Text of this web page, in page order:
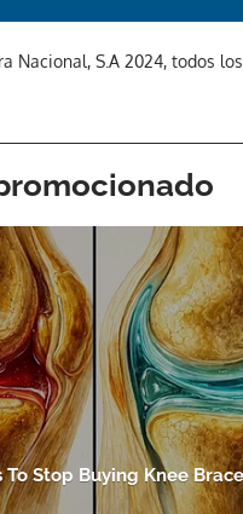
Nacional, S.A 2024, todos